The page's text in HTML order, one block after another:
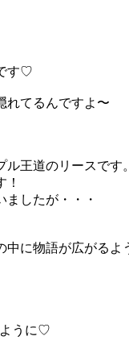
す♡
れてるんですよ〜
ル王道のリースです
したが・・・
中に物語が広がるよ
ように♡